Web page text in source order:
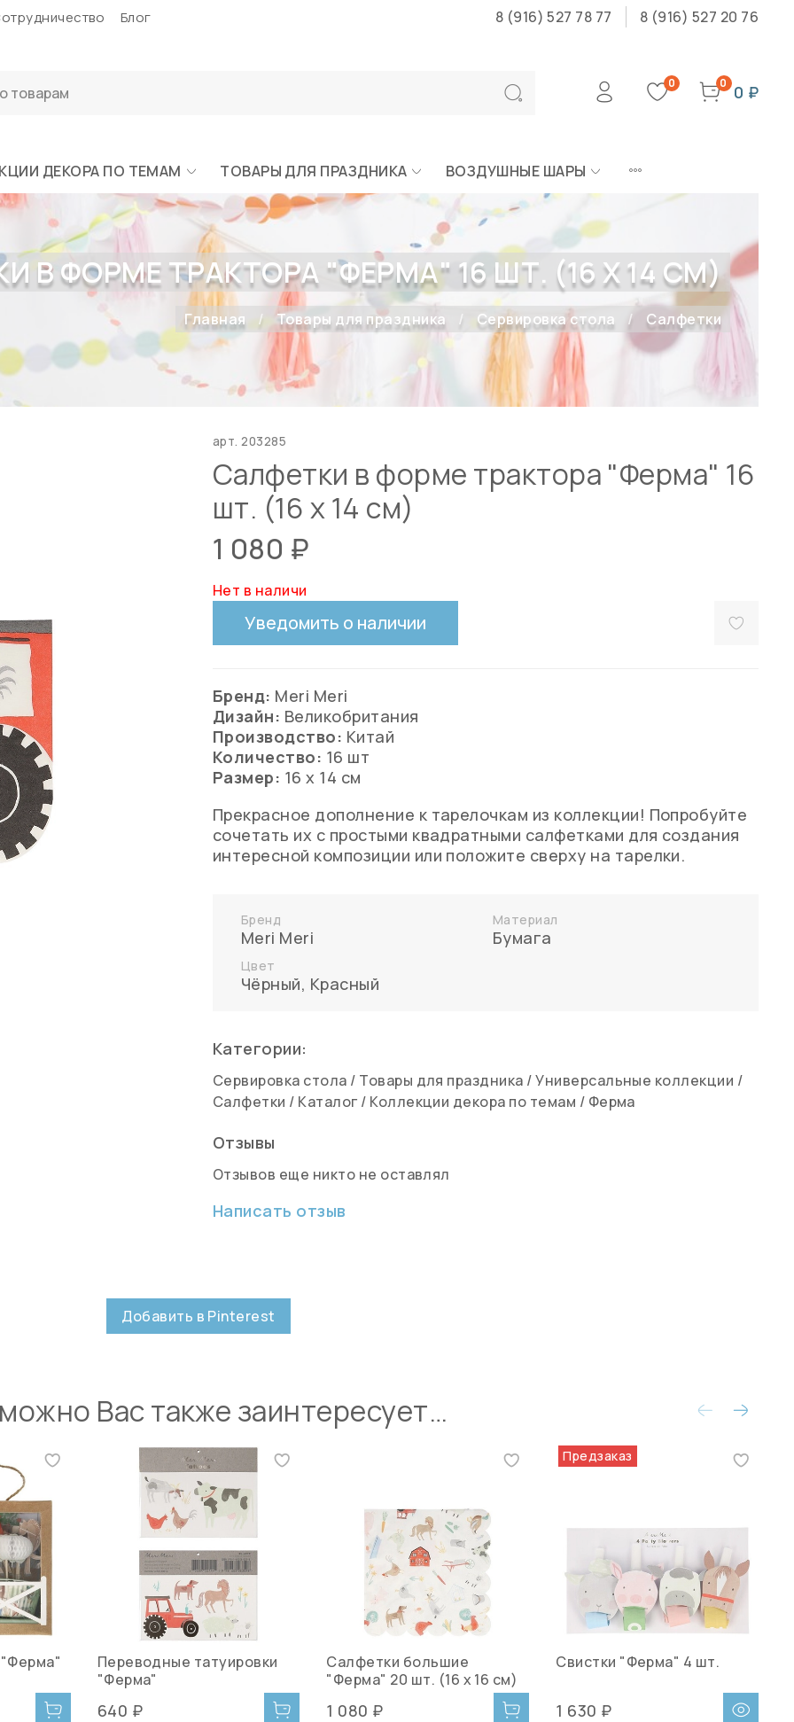
Блог 8 (916) 527 78 77 8 (916) 527 20 76
0 0 0 ₽
ДЕКОРА ПО ТЕМАМ ТОВАРЫ ДЛЯ ПРАЗДНИКА ВОЗДУШНЫЕ ШАРЫ
В ФОРМЕ ТРАКТОРА "ФЕРМА" 16 ШТ. (16 Х 14 СМ)
Главная Товары для праздника Сервировка стола Салфетки
арт.203285
Салфетки в форме трактора "Ферма" 16
шт. (16 х 14 см)
1 080 ₽
Нет в наличи
Уведомить о наличии
Бренд: Meri Meri
Дизайн: Великобритания
Производство: Китай
Количество: 16 шт
Размер: 16 х 14 см
Прекрасное дополнение к тарелочкам из коллекции! Попробуйте
сочетать их с простыми квадратными салфетками для создания
интересной композиции или положите сверху на тарелки.
Бренд
Meri Meri
Материал
Бумага
Цвет
Чёрный, Красный
Категории:
Сервировка стола / Товары для праздника /Универсальные коллекции /
Салфетки / Каталог / Коллекции декора по темам / Ферма
Отзывы
Отзывов еще никто не оставлял
Написать отзыв
Добавить в Pinterest
Вас также заинтересует…
Переводные татуировки
"Ферма"
640 ₽
Салфетки большие
"Ферма" 20 шт. (16 х 16 см)
1 080 ₽
Предзаказ
Свистки "Ферма" 4 шт.
1 630 ₽